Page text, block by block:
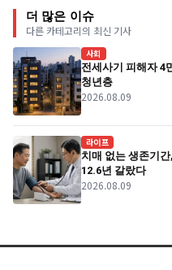
더 많은 이슈
다른 카테고리의 최신 기사
사회
전세사기 피해자 4
청년층
2026.08.09
라이프
치매 없는 생존기간
12.6년 갈랐다
2026.08.09